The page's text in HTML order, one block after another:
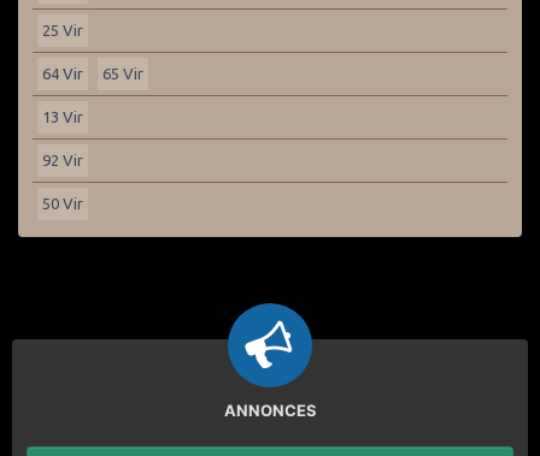
25 Vir
64 Vir 65 Vir
13 Vir
92 Vir
50 Vir
ANNONCES